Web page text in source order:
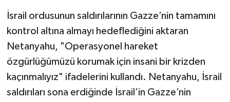
İsrail ordusunun saldırılarının Gazze’nin tamamını
kontrol altına almayı hedeflediğini aktaran
Netanyahu, "Operasyonel hareket
özgürlüğümüzü korumak için insani bir krizden
kaçınmalıyız" ifadelerini kullandı. Netanyahu, İsrail
saldırıları sona erdiğinde İsrail’in Gazze’nin